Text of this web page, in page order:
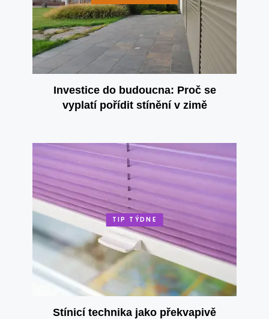
Investice do budoucna: Proč se
vyplatí pořídit stínění v zimě
TIP TÝDNE
Stínicí technika jako překvapivě